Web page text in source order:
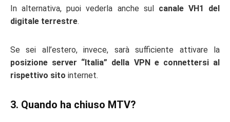
In alternativa, puoi vederla anche sul canale VH1 del
digitale terrestre.
Se sei all’estero, invece, sarà sufficiente attivare la
posizione server “Italia” della VPN e connettersi al
rispettivo sito internet.
3. Quando ha chiuso MTV?